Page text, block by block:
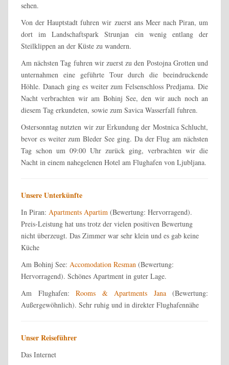
sehen.
Von der Hauptstadt fuhren wir zuerst ans Meer nach Piran, um
dort im Landschaftspark Strunjan ein wenig entlang der
Steilklippen an der Küste zu wandern.
Am nächsten Tag fuhren wir zuerst zu den Postojna Grotten und
unternahmen eine geführte Tour durch die beeindruckende
Höhle. Danach ging es weiter zum Felsenschloss Predjama. Die
Nacht verbrachten wir am Bohinj See, den wir auch noch an
diesem Tag erkundeten, sowie zum Savica Wasserfall fuhren.
Ostersonntag nutzten wir zur Erkundung der Mostnica Schlucht,
bevor es weiter zum Bleder See ging. Da der Flug am nächsten
Tag schon um 09:00 Uhr zurück ging, verbrachten wir die
Nacht in einem nahegelenen Hotel am Flughafen von Ljubljana.
Unsere Unterkünfte
In Piran: Apartments Apartim (Bewertung: Hervorragend).
Preis-Leistung hat uns trotz der vielen positiven Bewertung
nicht überzeugt. Das Zimmer war sehr klein und es gab keine
Küche
Am Bohinj See: Accomodation Resman (Bewertung:
Hervorragend). Schönes Apartment in guter Lage.
Am Flughafen: Rooms & Apartments Jana(Bewertung:
Außergewöhnlich). Sehr ruhig und in direkter Flughafennähe
Unser Reiseführer
Das Internet